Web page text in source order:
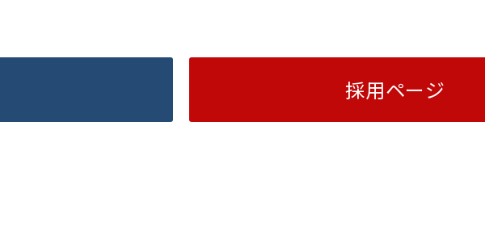
採用ページ